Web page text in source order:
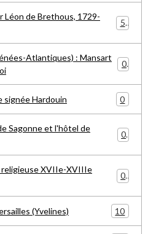
Léon de Brethous, 1729-
5
Atlantiques) : Mansart
0
signée Hardouin 0
Sagonne et l'hôtel de
0
XVIIe-XVIIIe
0
(Yvelines) 10